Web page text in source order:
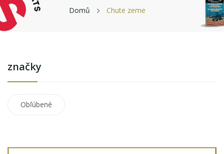
Domů Chute zeme
značky
Obľúbené